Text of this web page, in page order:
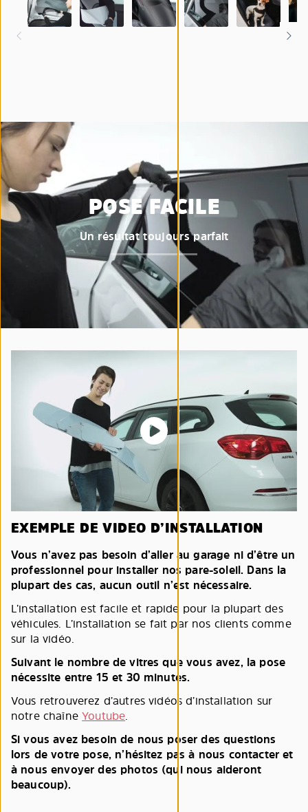
POSE FACILE
Un résultat toujours parfait
EXEMPLE DE VIDEO D’INSTALLATION
Vous n’avez pas besoin d’aller au garage ni d’être un
professionnel pour installer nos pare-soleil. Dans la
plupart des cas, aucun outil n’est nécessaire.
L’installation est facile et rapide pour la plupart des
véhicules. L’installation se fait par nos clients comme
sur la vidéo.
Suivant le nombre de vitres que vous avez, la pose
nécessite entre 15 et 30 minutes.
Vous retrouverez d’autres vidéos d’installation sur
notre chaîneYoutube.
Si vous avez besoin de nous poser des questions
lors de votre pose, n’hésitez pas à nous contacter et
à nous envoyer des photos (qui nous aideront
beaucoup).